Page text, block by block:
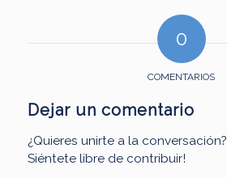
0
COMENTARIOS
Dejar un comentario
¿Quieres unirte a la conversación?
Siéntete libre de contribuir!